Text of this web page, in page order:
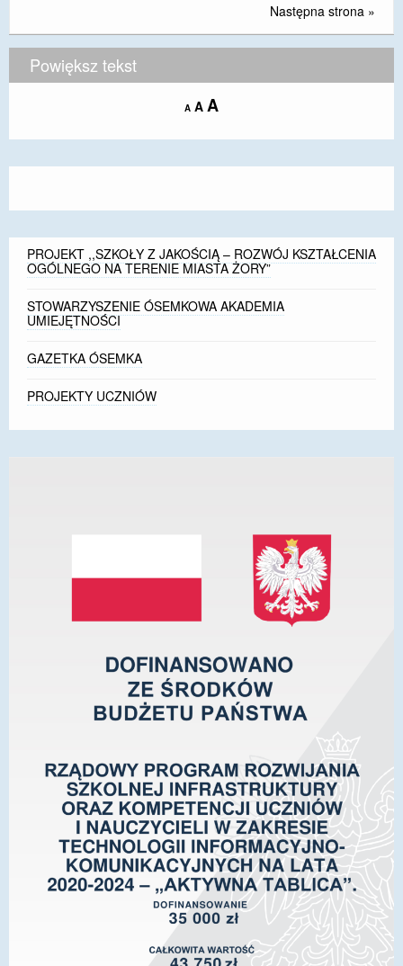
Następna strona »
Powiększ tekst
A Decrease
size.
A Reset
size.
AIncrease
size.
PROJEKT ,,SZKOŁY Z JAKOŚCIĄ – ROZWÓJ KSZTAŁCENIA
OGÓLNEGO NA TERENIE MIASTA ŻORY”
STOWARZYSZENIE ÓSEMKOWA AKADEMIA
UMIEJĘTNOŚCI
GAZETKA ÓSEMKA
PROJEKTY UCZNIÓW